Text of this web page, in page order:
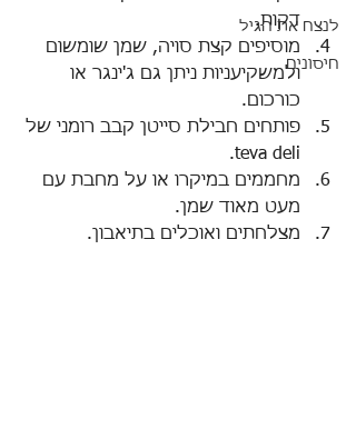
לנצח את הגיל
חיסונים
דקות.
מוסיפים קצת סויה, שמן שומשום
ולמשקיעניות ניתן גם ג'ינגר או
כורכום.
פותחים חבילת סייטן קבב רומני של
teva deli.
מחממים במיקרו או על מחבת עם
מעט מאוד שמן.
מצלחתים ואוכלים בתיאבון.